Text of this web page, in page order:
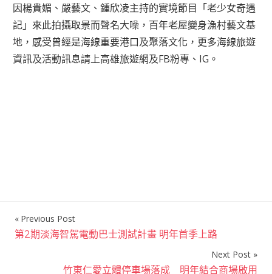
因楊貴媚、嚴藝文、鍾欣凌主持的實境節目「老少女奇遇
記」來此拍攝取景而聲名大噪，百年老屋變身漁村藝文基
地，感受曾經是海線重要港口及聚落文化，更多海線旅遊
資訊及活動訊息請上高雄旅遊網及FB粉專、IG。
文
章
Previous Post
第2期淡海智駕電動巴士測試計畫 明年首季上路
Next Post
竹東仁愛立體停車場落成 明年結合商場啟用